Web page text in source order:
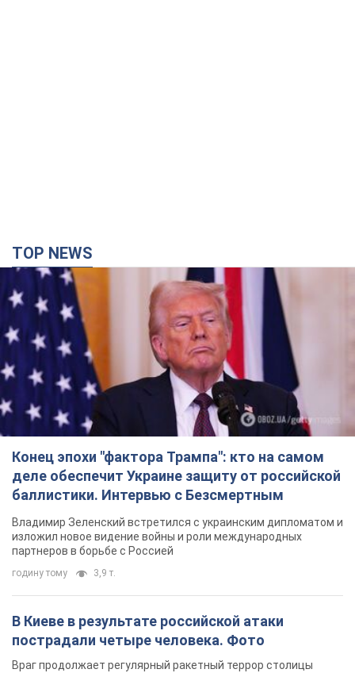
TOP NEWS
Конец эпохи "фактора Трампа": кто на самом
деле обеспечит Украине защиту от российской
баллистики. Интервью с Безсмертным
Владимир Зеленский встретился с украинским дипломатом и
изложил новое видение войны и роли международных
партнеров в борьбе с Россией
годину тому 3,9 т.
В Киеве в результате российской атаки
пострадали четыре человека. Фото
Враг продолжает регулярный ракетный террор столицы